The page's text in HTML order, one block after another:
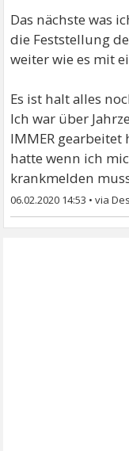
Das nächste was
die Feststellung
weiter wie es mit
Es ist halt alles
Ich war über
IMMER gearbeitet
hatte wenn ich
krankmelden
06.02.2020 14:53 •